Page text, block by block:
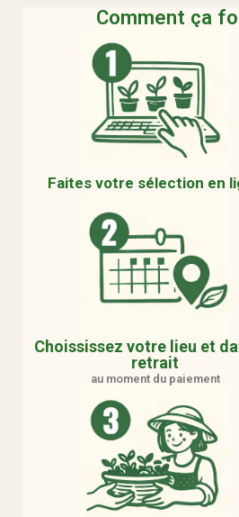
Comment ça
Faites votre sélection en
Choississez votre lieu et
retrait
au moment du paiement